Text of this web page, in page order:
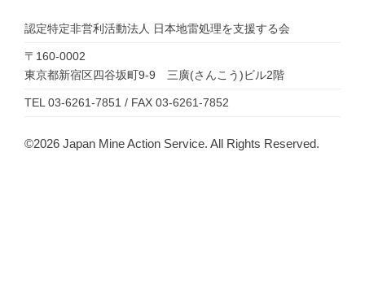
認定特定非営利活動法人 日本地雷処理を支援する会
〒160-0002
東京都新宿区四谷坂町9-9 三廣(さんこう)ビル2階
TEL 03-6261-7851 / FAX 03-6261-7852
©2026 Japan Mine Action Service. All Rights Reserved.